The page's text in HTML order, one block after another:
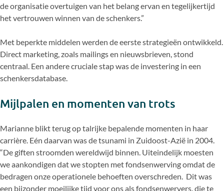
de organisatie overtuigen van het belang ervan en tegelijkertijd
het vertrouwen winnen van de schenkers.”
Met beperkte middelen werden de eerste strategieën ontwikkeld.
Direct marketing, zoals mailings en nieuwsbrieven, stond
centraal. Een andere cruciale stap was de investering in een
schenkersdatabase.
Mijlpalen en momenten van trots
Marianne blikt terug op talrijke bepalende momenten in haar
carrière. Eén daarvan was de tsunami in Zuidoost-Azië in 2004.
“De giften stroomden wereldwijd binnen. Uiteindelijk moesten
we aankondigen dat we stopten met fondsenwerving omdat de
bedragen onze operationele behoeften overschreden. Dit was
een bijzonder moeilijke tijd voor ons als fondsenwervers, die te